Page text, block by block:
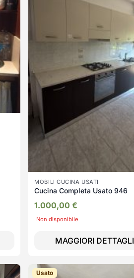
MOBILI CUCINA USATI
Cucina Completa Usato 946
1.000,00€
Non disponibile
MAGGIORI DETTAGLI
Usato